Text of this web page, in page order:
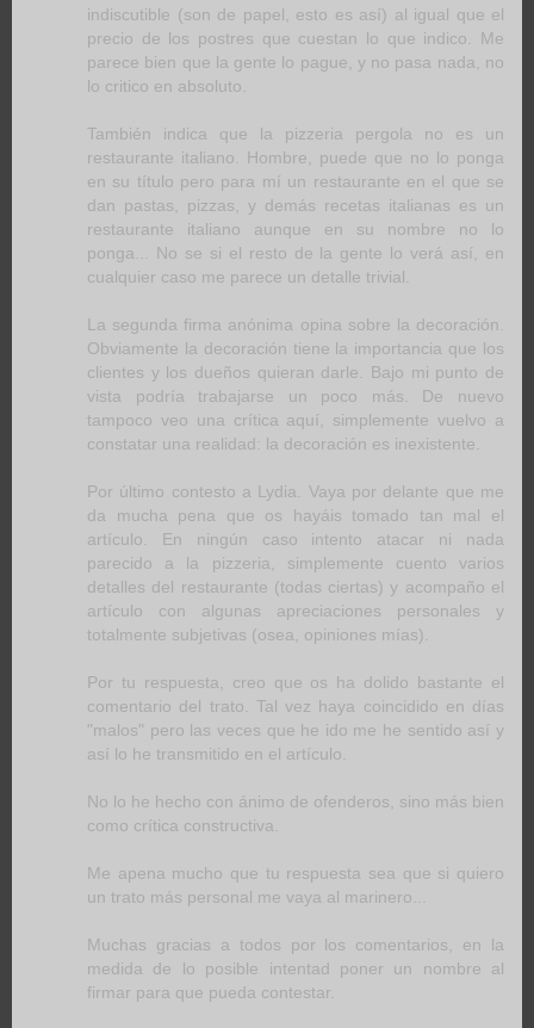
indiscutible (son de papel, esto es así) al igual que el
precio de los postres que cuestan lo que indico. Me
parece bien que la gente lo pague, y no pasa nada, no
lo critico en absoluto.
También indica que la pizzeria pergola no es un
restaurante italiano. Hombre, puede que no lo ponga
en su título pero para mí un restaurante en el que se
dan pastas, pizzas, y demás recetas italianas es un
restaurante italiano aunque en su nombre no lo
ponga... No se si el resto de la gente lo verá así, en
cualquier caso me parece un detalle trivial.
La segunda firma anónima opina sobre la decoración.
Obviamente la decoración tiene la importancia que los
clientes y los dueños quieran darle. Bajo mi punto de
vista podría trabajarse un poco más. De nuevo
tampoco veo una crítica aquí, simplemente vuelvo a
constatar una realidad: la decoración es inexistente.
Por último contesto a Lydia. Vaya por delante que me
da mucha pena que os hayáis tomado tan mal el
artículo. En ningún caso intento atacar ni nada
parecido a la pizzeria, simplemente cuento varios
detalles del restaurante (todas ciertas) y acompaño el
artículo con algunas apreciaciones personales y
totalmente subjetivas (osea, opiniones mías).
Por tu respuesta, creo que os ha dolido bastante el
comentario del trato. Tal vez haya coincidido en días
"malos" pero las veces que he ido me he sentido así y
así lo he transmitido en el artículo.
No lo he hecho con ánimo de ofenderos, sino más bien
como crítica constructiva.
Me apena mucho que tu respuesta sea que si quiero
un trato más personal me vaya al marinero...
Muchas gracias a todos por los comentarios, en la
medida de lo posible intentad poner un nombre al
firmar para que pueda contestar.